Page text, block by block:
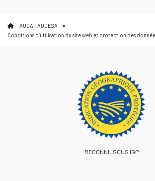
AUDA - AUDESA
Conditions d’utilisation du site web et protection des
RECONNU SOUS IGP